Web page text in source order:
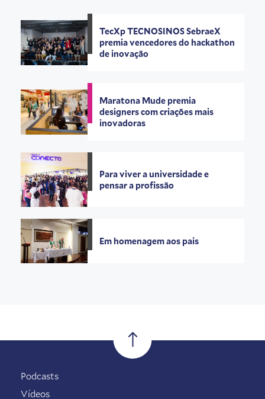
TecXp TECNOSINOS SebraeX
premia vencedores do hackathon
de inovação
Maratona Mude premia
designers com criações mais
inovadoras
Para viver a universidade e
pensar a profissão
Em homenagem aos pais
Podcasts
Vídeos